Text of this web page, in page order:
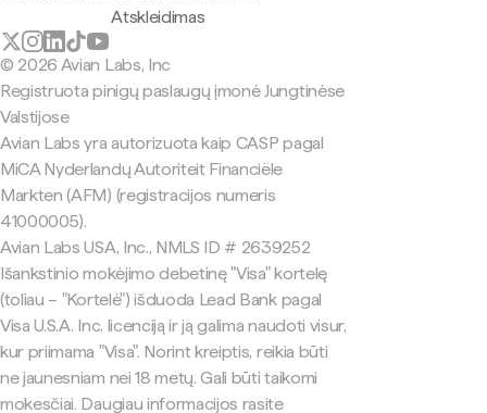
Atskleidimas
© 2026 Avian Labs, Inc
Registruota pinigų paslaugų įmonė Jungtinėse
Valstijose
Avian Labs yra autorizuota kaip CASP pagal
MiCA Nyderlandų Autoriteit Financiële
Markten (AFM) (registracijos numeris
41000005).
Avian Labs USA, Inc., NMLS ID # 2639252
Išankstinio mokėjimo debetinę "Visa" kortelę
(toliau – "Kortelė") išduoda Lead Bank pagal
Visa U.S.A. Inc. licenciją ir ją galima naudoti visur,
kur priimama "Visa". Norint kreiptis, reikia būti
ne jaunesniam nei 18 metų. Gali būti taikomi
mokesčiai. Daugiau informacijos rasite